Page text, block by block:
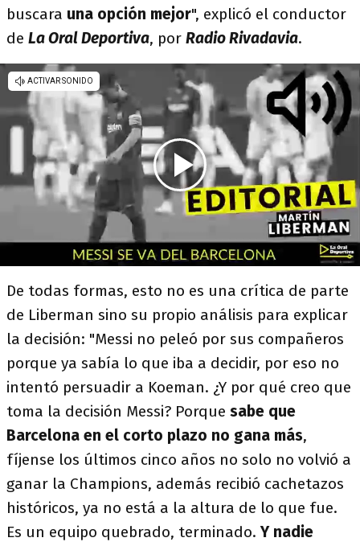
buscara una opción mejor", explicó el conductor
de La Oral Deportiva, por Radio Rivadavia.
De todas formas, esto no es una crítica de parte
de Liberman sino su propio análisis para explicar
la decisión: "Messi no peleó por sus compañeros
porque ya sabía lo que iba a decidir, por eso no
intentó persuadir a Koeman. ¿Y por qué creo que
toma la decisión Messi? Porque sabe que
Barcelona en el corto plazo no gana más,
fíjense los últimos cinco años no solo no volvió a
ganar la Champions, además recibió cachetazos
históricos, ya no está a la altura de lo que fue.
Es un equipo quebrado, terminado. Y nadie